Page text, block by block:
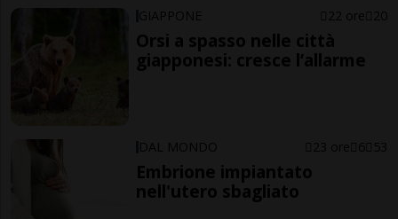
GIAPPONE 22 ore 20
Orsi a spasso nelle città
giapponesi: cresce l’allarme
DAL MONDO 23 ore 6 53
Embrione impiantato
nell'utero sbagliato